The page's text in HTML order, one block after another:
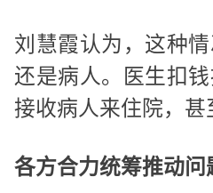
刘慧霞认为，这种
还是病人。医生扣
接收病人来住院，甚
各方合力统筹推动问